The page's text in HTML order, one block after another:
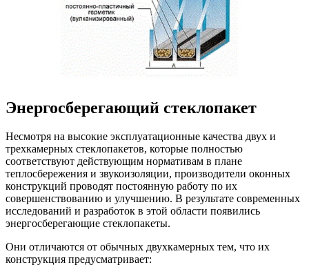
Энергосберегающий стеклопакет
Несмотря на высокие эксплуатационные качества двух и
трехкамерных стеклопакетов, которые полностью
соответствуют действующим нормативам в плане
теплосбережения и звукоизоляции, производители оконных
конструкций проводят постоянную работу по их
совершенствованию и улучшению. В результате современных
исследований и разработок в этой области появились
энергосберегающие стеклопакеты.
Они отличаются от обычных двухкамерных тем, что их
конструкция предусматривает: